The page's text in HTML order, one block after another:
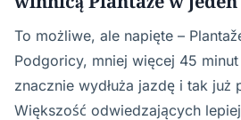
To możliwe, ale napięte –
Podgoricy, mniej więcej 45
znacznie wydłuża jazdę i tak już
Większość odwiedzających